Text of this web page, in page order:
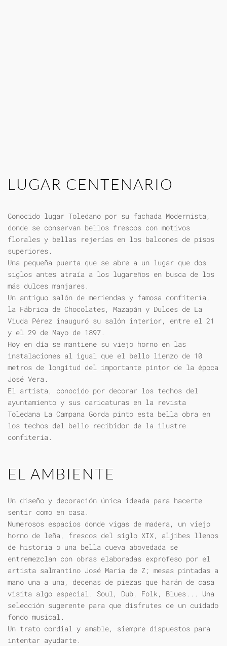
LUGAR CENTENARIO
Conocido lugar Toledano por su fachada Modernista,
donde se conservan bellos frescos con motivos
florales y bellas rejerías en los balcones de pisos
superiores.
Una pequeña puerta que se abre a un lugar que dos
siglos antes atraía a los lugareños en busca de los
más dulces manjares.
Un antiguo salón de meriendas y famosa confitería,
la Fábrica de Chocolates, Mazapán y Dulces de La
Viuda Pérez inauguró su salón interior, entre el 21
y el 29 de Mayo de 1897.
Hoy en día se mantiene su viejo horno en las
instalaciones al igual que el bello lienzo de 10
metros de longitud del importante pintor de la época
José Vera.
El artista, conocido por decorar los techos del
ayuntamiento y sus caricaturas en la revista
Toledana La Campana Gorda pinto esta bella obra en
los techos del bello recibidor de la ilustre
confitería.
EL AMBIENTE
Un diseño y decoración única ideada para hacerte
sentir como en casa.
Numerosos espacios donde vigas de madera, un viejo
horno de leña, frescos del siglo XIX, aljibes llenos
de historia o una bella cueva abovedada se
entremezclan con obras elaboradas exprofeso por el
artista salmantino José María de Z; mesas pintadas a
mano una a una, decenas de piezas que harán de casa
visita algo especial. Soul, Dub, Folk, Blues... Una
selección sugerente para que disfrutes de un cuidado
fondo musical.
Un trato cordial y amable, siempre dispuestos para
intentar ayudarte.